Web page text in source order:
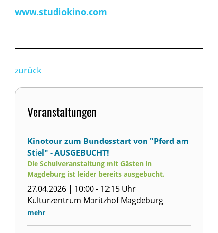
www.studiokino.com
zurück
Seitenspalte
Veranstaltungen
Kinotour zum Bundesstart von "Pferd am
Stiel" - AUSGEBUCHT!
Die Schulveranstaltung mit Gästen in
Magdeburg ist leider bereits ausgebucht.
27.04.2026 | 10:00 - 12:15 Uhr
Kulturzentrum Moritzhof Magdeburg
mehr